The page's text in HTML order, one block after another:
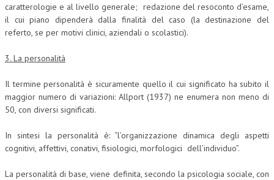
caratterologie e al livello generale; redazione del resoconto d’esame,
il cui piano dipenderà dalla finalità del caso (la destinazione del
referto, se per motivi clinici, aziendali o scolastici).
3. La personalità
Il termine personalità è sicuramente quello il cui significato ha subito il
maggior numero di variazioni: Allport (1937) ne enumera non meno di
50, con diversi significati.
In sintesi la personalità è: “l’organizzazione dinamica degli aspetti
cognitivi, affettivi, conativi, fisiologici, morfologici dell’individuo”.
La personalità di base, viene definita, secondo la psicologia sociale, con